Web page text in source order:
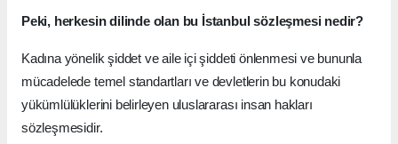
Peki, herkesin dilinde olan bu İstanbul sözleşmesi nedir?
Kadına yönelik şiddet ve aile içi şiddeti önlenmesi ve bununla
mücadelede temel standartları ve devletlerin bu konudaki
yükümlülüklerini belirleyen uluslararası insan hakları
sözleşmesidir.